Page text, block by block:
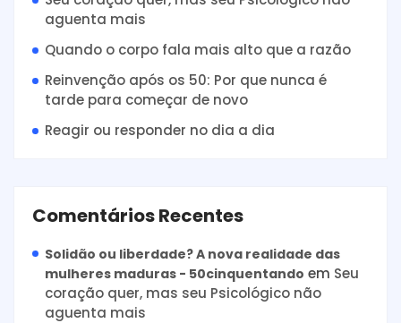
aguenta mais
Quando o corpo fala mais alto que a razão
Reinvenção após os 50: Por que nunca é
tarde para começar de novo
Reagir ou responder no dia a dia
Comentários Recentes
Solidão ou liberdade? A nova realidade das
mulheres maduras - 50cinquentando em Seu
coração quer, mas seu Psicológico não
aguenta mais